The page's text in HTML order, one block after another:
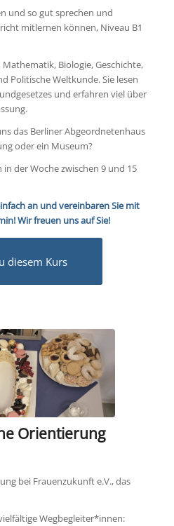
und so gut sprechen und
mitlernen können, Niveau B1
Mathematik, Biologie, Geschichte,
Politische Weltkunde. Sie lesen
und erfahren viel über
das Berliner Abgeordnetenhaus
oder ein Museum?
der Woche zwischen 9 und 15
an und vereinbaren Sie mit
Wir freuen uns auf Sie!
diesem Kurs
Orientierung
bei Frauenzukunft e.V., das
Wegbegleiter*innen: